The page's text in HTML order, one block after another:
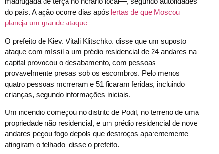
do país. A ação ocorre dias após lertas de que Moscou
planeja um grande ataque.
O prefeito de Kiev, Vitali Klitschko, disse que um suposto
ataque com míssil a um prédio residencial de 24 andares na
capital provocou o desabamento, com pessoas
provavelmente presas sob os escombros. Pelo menos
quatro pessoas morreram e 51 ficaram feridas, incluindo
crianças, segundo informações iniciais.
Um incêndio começou no distrito de Podil, no terreno de uma
propriedade não residencial, e um prédio residencial de nove
andares pegou fogo depois que destroços aparentemente
atingiram o telhado, disse o prefeito.